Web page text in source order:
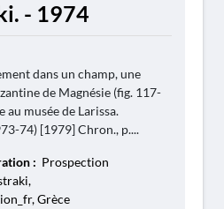
- 1974
dans un champ, une
de Magnésie (fig. 117-
au musée de Larissa.
74) [1979] Chron., p....
: Prospection
Grèce